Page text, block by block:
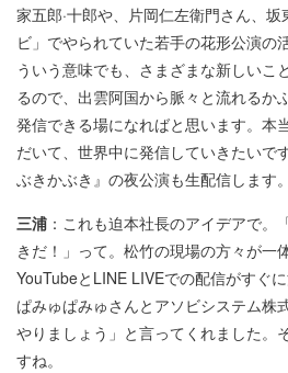
家五郎·十郎や、片岡仁左衛門さん、
ビ」でやられていた若手の花形公演の
ういう意味でも、さまざまな新しいこ
るので、出雲阿国から脈々と流れるか
発信できる場になればと思います。本
だいて、世界中に発信していきたいで
ぶきかぶき』の夜公演も生配信します。
三浦 ：これも迫本社長のアイデアで。
きだ！」って。松竹の現場の方々が一
YouTubeとLINE LIVEでの配信がすぐ
ぱみゅぱみゅさんとアソビシステム株
やりましょう」と言ってくれました。
すね。